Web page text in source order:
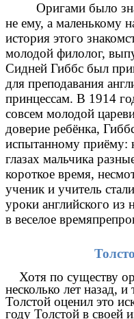
Оригами было
не ему, а маленькому
история этого
молодой филолог,
Сидней Гиббс был
для преподавания
принцессам. В 1914
совсем молодой
доверие ребёнка,
испытанному приёму:
глазах мальчика
короткое время,
ученик и учитель
уроки английского из
в веселое
Хотя по существу
несколько лет назад,
Толстой оценил это
году Толстой в своей